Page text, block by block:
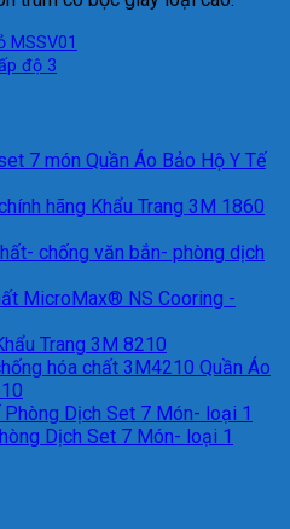
Quần Áo Bảo Hộ Y Tế
Khẩu Trang 3M 1860
MicroMax® NS Cooring -
Trang 3M 8210
Quần Áo
Dịch Set 7 Món- loại 1